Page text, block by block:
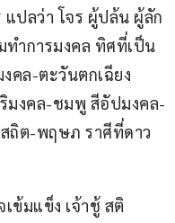
แปลว่า โจร ผู้ปล้น ผู้ลัก
ทำการมงคล ทิศที่เป็น
คล-ตะวันตกเฉียง
มงคล-ชมพู สีอัปมงคล-
ถิต-พฤษภ ราศีที่ดาว
ข้มแข็ง เจ้าชู้ สติ